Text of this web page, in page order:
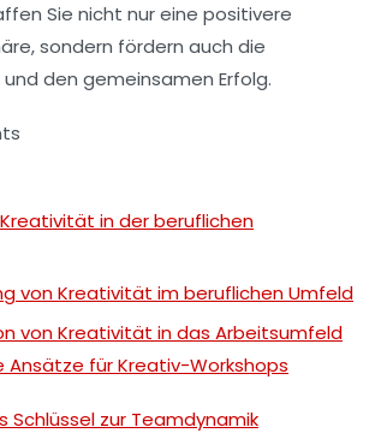
Sie nicht nur eine positivere
, sondern fördern auch die
und den gemeinsamen Erfolg.
Kreativität in der beruflichen
von Kreativität im beruflichen Umfeld
von Kreativität in das Arbeitsumfeld
Ansätze für Kreativ-Workshops
Schlüssel zur Teamdynamik